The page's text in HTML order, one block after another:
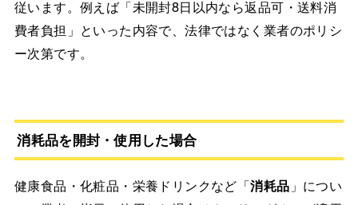
従います。例えば「未開封8日以内なら返品可・送料消
費者負担」といった内容で、法律ではなく業者のポリシ
ー次第です。
消耗品を開封・使用した場合
健康食品・化粧品・栄養ドリンクなど「消耗品 」につい